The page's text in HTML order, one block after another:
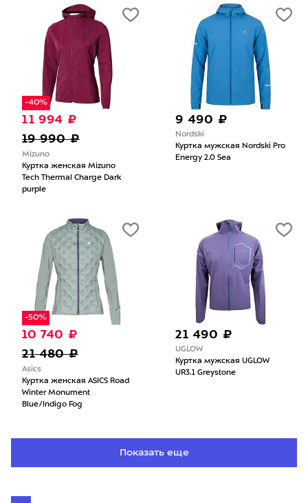
-40%
11 994 ₽
19 990 ₽
Mizuno
Куртка женская Mizuno
Tech Thermal Charge Dark
purple
9 490 ₽
Nordski
Куртка мужская Nordski Pro
Energy 2.0 Sea
-50%
10 740 ₽
21 480 ₽
Asics
Куртка женская ASICS Road
Winter Monument
Blue/Indigo Fog
21 490 ₽
UGLOW
Куртка мужская UGLOW
UR3.1 Greystone
Показать еще